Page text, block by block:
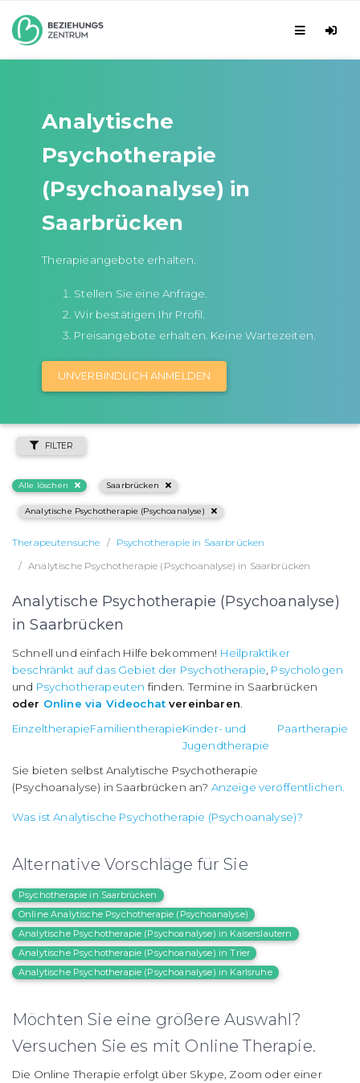
Analytische
Psychotherapie
(Psychoanalyse) in
Saarbrücken
Therapieangebote erhalten.
Stellen Sie eine Anfrage.
Wir bestätigen Ihr Profil.
Preisangebote erhalten. Keine Wartezeiten.
UNVERBINDLICH ANMELDEN
FILTER
Alle löschen Saarbrücken
Analytische Psychotherapie (Psychoanalyse)
Therapeutensuche
Psychotherapie in Saarbrücken
Analytische Psychotherapie (Psychoanalyse) in Saarbrücken
Analytische Psychotherapie (Psychoanalyse)
in Saarbrücken
Schnell und einfach Hilfe bekommen! Heilpraktiker
beschränkt auf das Gebiet der Psychotherapie Psychologen
und Psychotherapeuten finden. Termine in Saarbrücken
oder Online via Videochat vereinbaren
EinzeltherapieFamilientherapieKinder- und
Jugendtherapie
Paartherapie
Sie bieten selbst Analytische Psychotherapie
(Psychoanalyse) in Saarbrücken an? Anzeige veröffentlichen.
Was ist Analytische Psychotherapie (Psychoanalyse)?
Alternative Vorschläge für Sie
Psychotherapie in Saarbrücken
Online Analytische Psychotherapie (Psychoanalyse)
Analytische Psychotherapie (Psychoanalyse) in Kaiserslautern
Analytische Psychotherapie (Psychoanalyse) in Trier
Analytische Psychotherapie (Psychoanalyse) in Karlsruhe
Möchten Sie eine größere Auswahl?
Versuchen Sie es mit Online Therapie.
Die Online Therapie erfolgt über Skype, Zoom oder einer